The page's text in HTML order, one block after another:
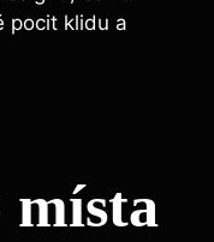
‍pocit klidu a
místa